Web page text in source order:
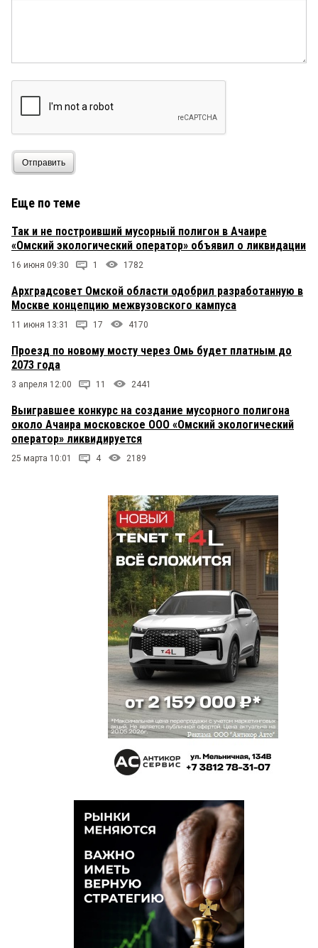
Отправить
Еще по теме
Так и не построивший мусорный полигон в Ачаире
«Омский экологический оператор» объявил о ликвидации
16 июня 09:30 1 1782
Архградсовет Омской области одобрил разработанную в
Москве концепцию межвузовского кампуса
11 июня 13:31 17 4170
Проезд по новому мосту через Омь будет платным до
2073 года
3 апреля 12:00 11 2441
Выигравшее конкурс на создание мусорного полигона
около Ачаира московское ООО «Омский экологический
оператор» ликвидируется
25 марта 10:01 4 2189